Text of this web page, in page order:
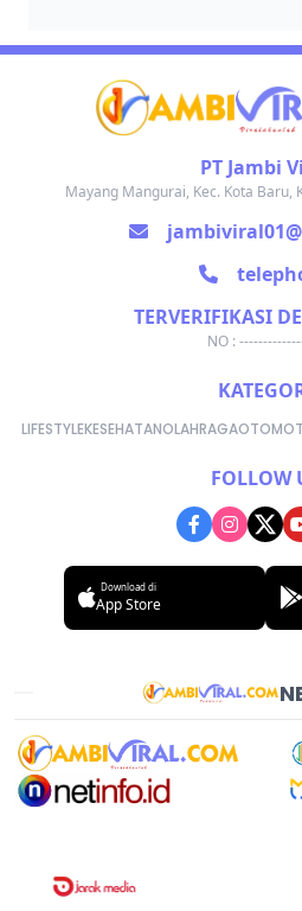
PT Jambi
Mayang Mangurai, Kec. Kota Baru,
TERVERIFIKASI
NO :
LIFESTYLEKESEHATANOLAHRAGA
FOLLOW
Download di
App Store